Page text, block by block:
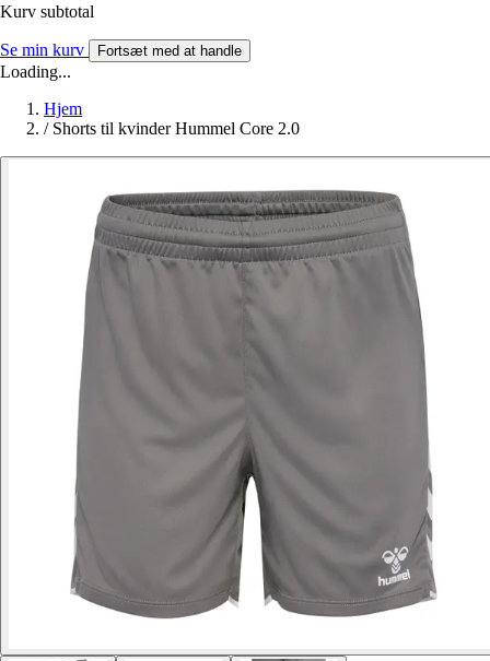
Kurv subtotal
Se min kurv Fortsæt med at handle
Loading...
Hjem
/ Shorts til kvinder Hummel Core 2.0